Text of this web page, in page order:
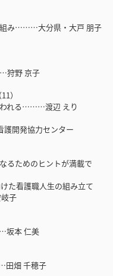
組み………大分県・大戸 朋子
狩野 京子
）
われる………渡辺 えり
開発協力センター
るためのヒントが満載で
た看護職人生の組み立て
子
坂本 仁美
田畑 千穂子